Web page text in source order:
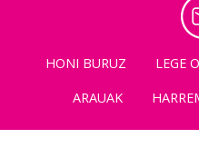
HONI BURUZ LEGE
ARAUAK